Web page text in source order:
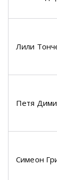
Лили
Петя
Симеон